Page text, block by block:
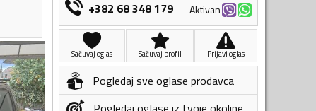
+382 68 348 179 Aktivan
Sačuvaj oglas Sačuvaj profil Prijavi oglas
Pogledaj sve oglase prodavca